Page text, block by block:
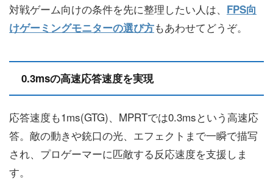
対戦ゲーム向けの条件を先に整理したい人は、 FPS向
けゲーミングモニターの選び方もあわせてどうぞ。
0.3msの高速応答速度を実現
応答速度も1ms(GTG)、MPRTでは0.3msという高速応
答。敵の動きや銃口の光、エフェクトまで一瞬で描写
され、プロゲーマーに匹敵する反応速度を支援しま
す。